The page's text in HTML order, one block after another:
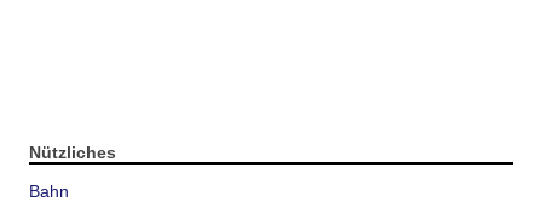
Nützliches
Bahn